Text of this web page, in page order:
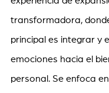
transformadora,
principal es integrar y
emociones hacia el
personal. Se enfoca